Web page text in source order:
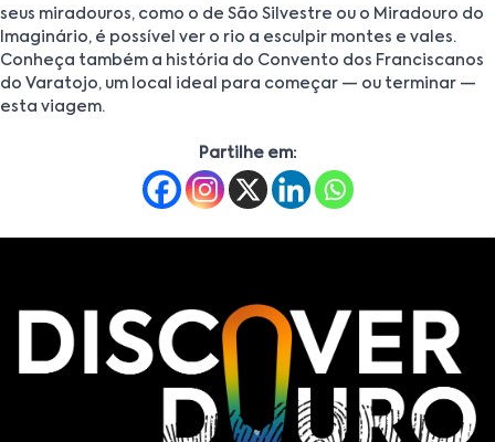
seus miradouros, como o de São Silvestre ou o Miradouro do
Imaginário, é possível ver o rio a esculpir montes e vales.
Conheça também a história do Convento dos Franciscanos
do Varatojo, um local ideal para começar — ou terminar —
esta viagem.
Partilhe em: